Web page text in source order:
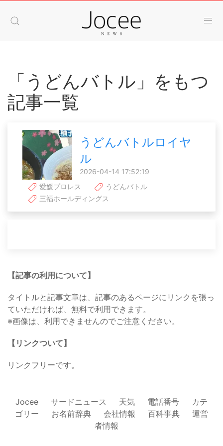
「うどんバトル」をもつ
記事一覧
うどんバトルロイヤ
ル
2026-04-14 17:52:19
愛媛プロレス
うどんバトル
三福ホールディングス
【記事の利用について】
タイトルと記事文章は、記事のあるページにリンクを張っ
ていただければ、無料で利用できます。
※画像は、利用できませんのでご注意ください。
【リンクついて】
リンクフリーです。
Jocee サードニュース 天気 電話番号
カテ
ゴリー
お名前辞典 会社情報 百科事典
運営
者情報